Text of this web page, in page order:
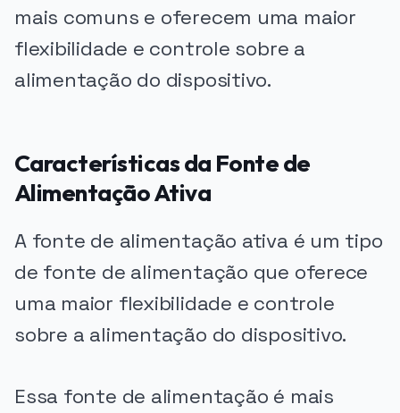
mais comuns e oferecem uma maior
flexibilidade e controle sobre a
alimentação do dispositivo.
Características da Fonte de
Alimentação Ativa
A fonte de alimentação ativa é um tipo
de fonte de alimentação que oferece
uma maior flexibilidade e controle
sobre a alimentação do dispositivo.
Essa fonte de alimentação é mais